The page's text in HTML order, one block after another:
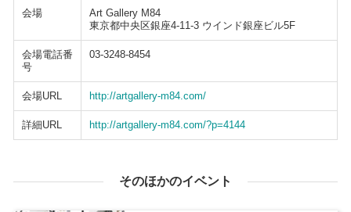
会場
Art Gallery M84
東京都中央区銀座4-11-3 ウインド銀座ビル5F
会場電話番
号
03-3248-8454
会場URL http://artgallery-m84.com/
詳細URL http://artgallery-m84.com/?p=4144
そのほかのイベント